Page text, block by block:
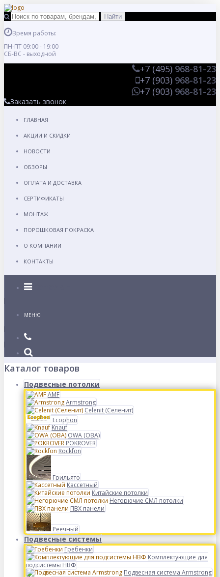
Время работы:
ПН-ПТ 09:00 - 19:00
СБ-ВС - выходной
+7 (495) 968-81-23
+7 (903) 968-81-23
+7 (903) 968-81-23
Заказать звонок
ГЛАВНАЯ
АКЦИИ И СКИДКИ
НОВОСТИ
ОБЗОРЫ
ОПЛАТА И ДОСТАВКА
СЕРТИФИКАТЫ
МОНТАЖ
ПОРОШКОВАЯ ПОКРАСКА
О КОМПАНИИ
КОНТАКТЫ
Каталог
МЕНЮ
Каталог товаров
Подвесные потолки
AMF
Armstrong
Celenit (Селенит)
Ecophon
Knauf
OWA (ОВА)
POKROVER
Rockfon
Грильято
Кассетный
Китайские потолки
Негорючие СМЛ потолки
ПВХ панели
Реечный
Подвесные системы
Гребенки
Комплектующие для
подсистемы НВФ
Подвесная система Armstrong